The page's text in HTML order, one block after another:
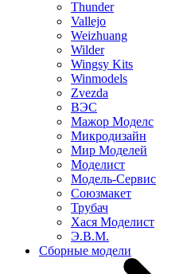
Thunder
Vallejo
Weizhuang
Wilder
Wingsy Kits
Winmodels
Zvezda
ВЭС
Мажор Моделс
Микродизайн
Мир Моделей
Моделист
Модель-Сервис
Союзмакет
Трубач
Хася Моделист
Э.В.М.
Сборные модели